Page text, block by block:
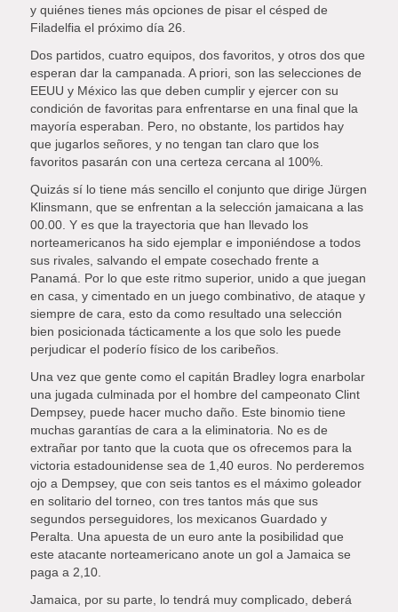
y quiénes tienes más opciones de pisar el césped de
Filadelfia el próximo día 26.
Dos partidos, cuatro equipos, dos favoritos, y otros dos que
esperan dar la campanada. A priori, son las selecciones de
EEUU y México las que deben cumplir y ejercer con su
condición de favoritas para enfrentarse en una final que la
mayoría esperaban. Pero, no obstante, los partidos hay
que jugarlos señores, y no tengan tan claro que los
favoritos pasarán con una certeza cercana al 100%.
Quizás sí lo tiene más sencillo el conjunto que dirige Jürgen
Klinsmann, que se enfrentan a la selección jamaicana a las
00.00. Y es que la trayectoria que han llevado los
norteamericanos ha sido ejemplar e imponiéndose a todos
sus rivales, salvando el empate cosechado frente a
Panamá. Por lo que este ritmo superior, unido a que juegan
en casa, y cimentado en un juego combinativo, de ataque y
siempre de cara, esto da como resultado una selección
bien posicionada tácticamente a los que solo les puede
perjudicar el poderío físico de los caribeños.
Una vez que gente como el capitán Bradley logra enarbolar
una jugada culminada por el hombre del campeonato Clint
Dempsey, puede hacer mucho daño. Este binomio tiene
muchas garantías de cara a la eliminatoria. No es de
extrañar por tanto que la cuota que os ofrecemos para la
victoria estadounidense sea de 1,40 euros. No perderemos
ojo a Dempsey, que con seis tantos es el máximo goleador
en solitario del torneo, con tres tantos más que sus
segundos perseguidores, los mexicanos Guardado y
Peralta. Una apuesta de un euro ante la posibilidad que
este atacante norteamericano anote un gol a Jamaica se
paga a 2,10.
Jamaica, por su parte, lo tendrá muy complicado, deberá